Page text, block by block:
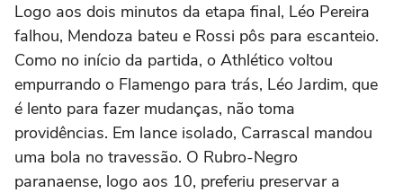
Logo aos dois minutos da etapa final, Léo Pereira
falhou, Mendoza bateu e Rossi pôs para escanteio.
Como no início da partida, o Athlético voltou
empurrando o Flamengo para trás, Léo Jardim, que
é lento para fazer mudanças, não toma
providências. Em lance isolado, Carrascal mandou
uma bola no travessão. O Rubro-Negro
paranaense, logo aos 10, preferiu preservar a